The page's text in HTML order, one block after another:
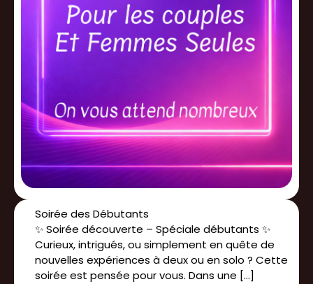
Soirée des Débutants
✨ Soirée découverte – Spéciale débutants ✨
Curieux, intrigués, ou simplement en quête de
nouvelles expériences à deux ou en solo ? Cette
soirée est pensée pour vous. Dans une […]